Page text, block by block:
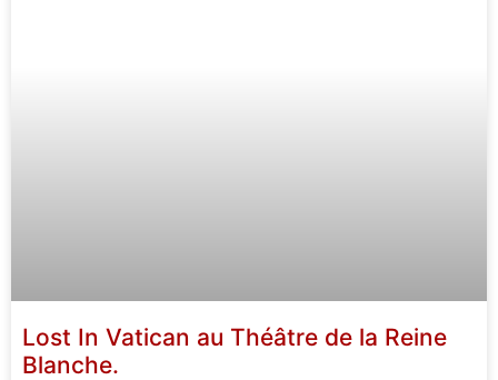
Lost In Vatican au Théâtre de la Reine
Blanche.